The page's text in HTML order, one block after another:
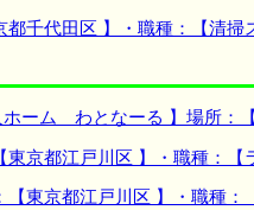
千代田区 】・職種：【清掃
ム わとなーる 】場所：
京都江戸川区 】・職種：
京都江戸川区 】・職種：